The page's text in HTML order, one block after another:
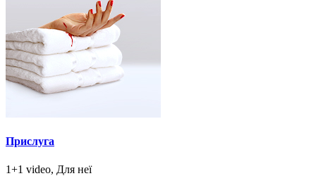
Прислуга
1+1 video, Для неї